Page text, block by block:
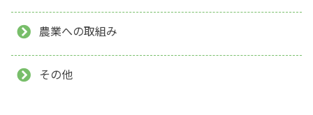
農業への取組み
その他